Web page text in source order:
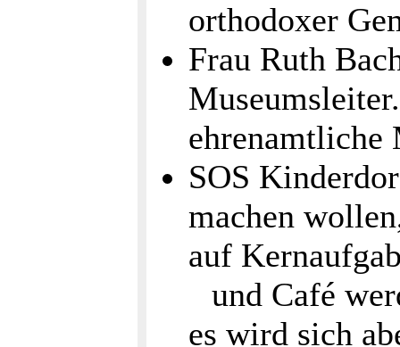
orthodoxer
Frau Ruth
ehrenamtliche
SOS
machen
auf
und Café
es wird sich